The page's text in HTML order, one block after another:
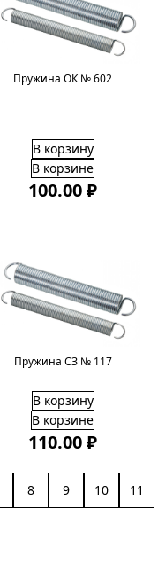
Пружина ОК № 602
В корзину
В корзине
100.00 ₽
Пружина СЗ № 117
В корзину
В корзине
110.00 ₽
8 9 10 11